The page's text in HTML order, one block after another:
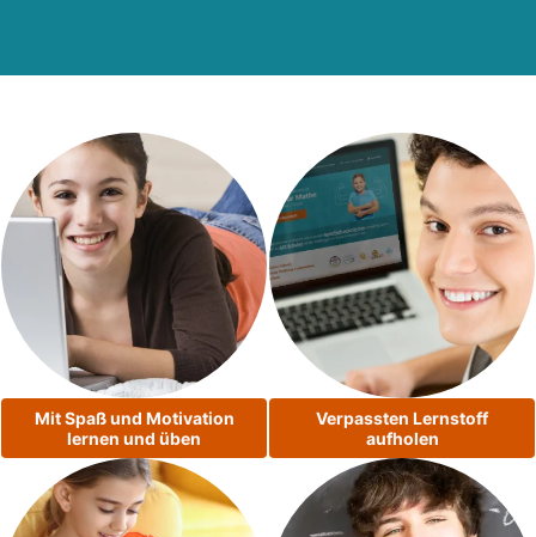
Mit Spaß und Motivation
lernen und üben
Verpassten Lernstoff
aufholen